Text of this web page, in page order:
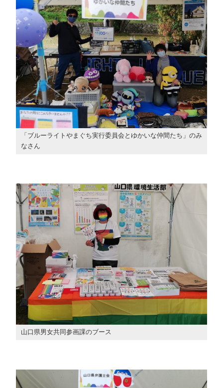
「ブルーライトやまぐち実行委員会とゆかいな仲間たち」のみ
なさん
山口県男女共同参画課のブース